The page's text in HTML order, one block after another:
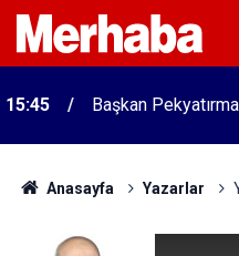
15:45 Başkan
Anasayfa Yazarlar